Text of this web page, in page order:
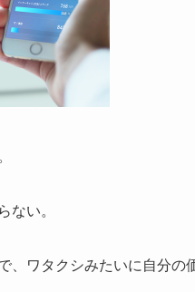
ない。
、ワタクシみたいに自分